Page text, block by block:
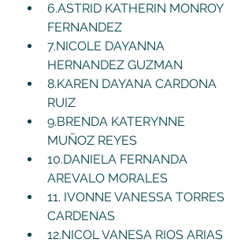
6.ASTRID KATHERIN MONROY
FERNANDEZ
7.NICOLE DAYANNA
HERNANDEZ GUZMAN
8.KAREN DAYANA CARDONA
RUIZ
9.BRENDA KATERYNNE
MUÑOZ REYES
10.DANIELA FERNANDA
AREVALO MORALES
11. IVONNE VANESSA TORRES
CARDENAS
12.NICOL VANESA RIOS ARIAS